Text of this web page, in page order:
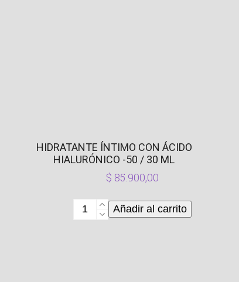
HIDRATANTE ÍNTIMO CON ÁCIDO
HIALURÓNICO -50 / 30 ML
$ 85.900,00
Hidratante
Íntimo
Añadir al carrito